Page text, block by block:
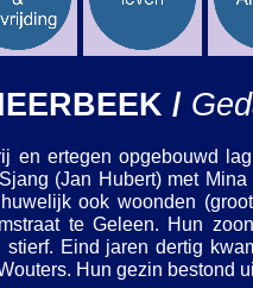
en ertegen opgebouwd
(Jan Hubert) met
ook woonden
te Geleen. Hun
Eind jaren dertig
Hun gezin bestond
/